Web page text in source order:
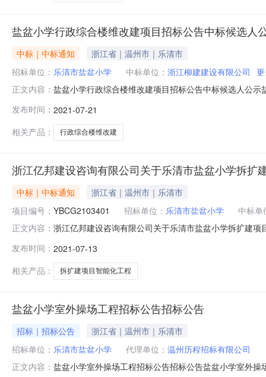
盐盆小学行政综合楼维改建项目招标公告中标候选人
中标｜中标通知
浙江省｜温州市｜乐清市
招标单位： 乐清市盐盆小学 中标单位： 浙江柳建建设有限公司
正文内容： 盐盆小学行政综合楼维改建项目招标公告中标候选人公
定，予以公示，公示期限自2021年07月21日始三个工作
害关系人认为招标投标活动不符合法律、
发布时间： 2021-07-21
相关产品：
行政综合楼维改建
浙江亿邦建设咨询有限公司关于乐清市盐盆小学拆扩
中标｜中标通知
浙江省｜温州市｜乐清市
项目编号： YBCG2103401 招标单位： 乐清市盐盆小学
中标单
正文内容： 浙江亿邦建设咨询有限公司关于乐清市盐盆小学拆扩建
省乐清市乐成街道宁康东路28号8楼A室2.废标结果:序号
发布时间： 2021-07-13
相关产品：
拆扩建项目智能化工程
盐盆小学室外操场工程招标公告招标公告
招标｜招标公告
浙江省｜温州市｜乐清市
招标单位： 乐清市盐盆小学 代理单位： 温州历程招标有限公司
正文内容： 盐盆小学室外操场工程招标公告招标公告盐盆小学室外